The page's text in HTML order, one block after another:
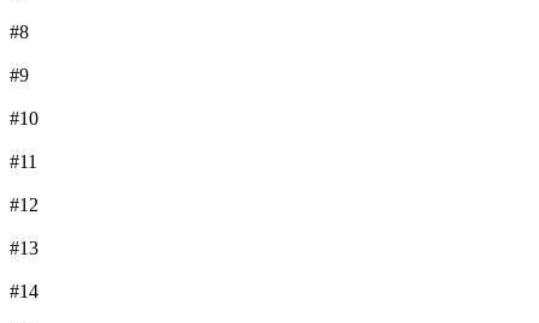
#8
#9
#10
#11
#12
#13
#14